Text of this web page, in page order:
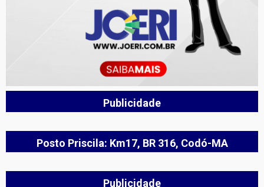
Publicidade
Posto Priscila: Km17, BR 316, Codó-MA
Publicidade